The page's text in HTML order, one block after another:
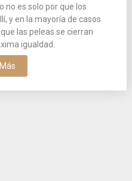
no es solo por que los
y en la mayoría de casos
las peleas se cierran
igualdad.